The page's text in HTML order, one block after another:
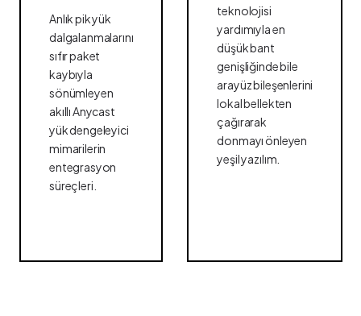
Anlık pik yük
dalgalanmalarını
sıfır paket
kaybıyla
sönümleyen
akıllı Anycast
yük dengeleyici
mimarilerin
entegrasyon
süreçleri.
teknolojisi
yardımıyla en
düşük bant
genişliğinde bile
arayüz bileşenlerini
lokal bellekten
çağırarak
donmayı önleyen
yeşil yazılım.